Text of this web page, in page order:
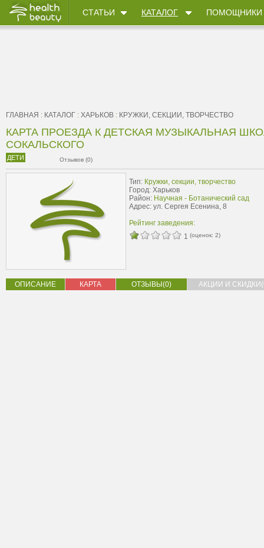
СТАТЬИ КАТАЛОГ ПОМОЩНИКИ
ГЛАВНАЯ : КАТАЛОГ : ХАРЬКОВ : КРУЖКИ, СЕКЦИИ, ТВОРЧЕСТВО
КАРТА ПРОЕЗДА К ДЕТСКАЯ МУЗЫКАЛЬНАЯ
СОКАЛЬСКОГО
ДЕТИ Отзывов (0)
Тип: Кружки, секции, творчество
Город: Харьков
Район: Научная - Ботанический сад
Адрес: ул. Сергея Есенина, 8
Рейтинг заведения:
1 (оценок: 2)
ОПИСАНИЕ КАРТА ОТЗЫВЫ(0) АКЦИИ И